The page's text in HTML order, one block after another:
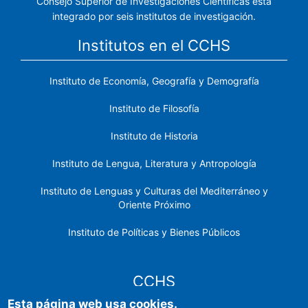
integrado por seis institutos de investigación.
Institutos en el CCHS
Instituto de Economía, Geografía y Demografía
Instituto de Filosofía
Instituto de Historia
Instituto de Lengua, Literatura y Antropología
Instituto de Lenguas y Culturas del Mediterráneo y
Oriente Próximo
Instituto de Políticas y Bienes Públicos
CCHS
Esta página web usa cookies.